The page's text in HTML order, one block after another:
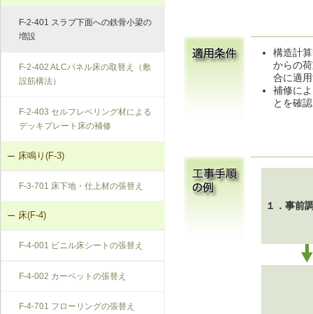
K-2-602 シール工法
K-2-603 モルタルの塗替え
F-2-401 スラブ下面への鉄骨小梁の
増設
F-2-402 ALCパネル床の取替え（敷
設筋構法）
F-2-403 セルフレベリング材による
デッキプレート床の補修
床鳴り(F-3)
F-3-701 床下地・仕上材の張替え
床(F-4)
F-4-001 ビニル床シートの張替え
F-4-002 カーペットの張替え
F-4-701 フローリングの張替え
構造計
からの
合に適
補修に
とを確
１．事前